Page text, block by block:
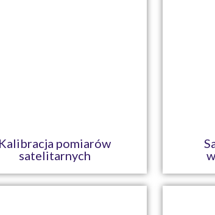
Kalibracja pomiarów
satelitarnych